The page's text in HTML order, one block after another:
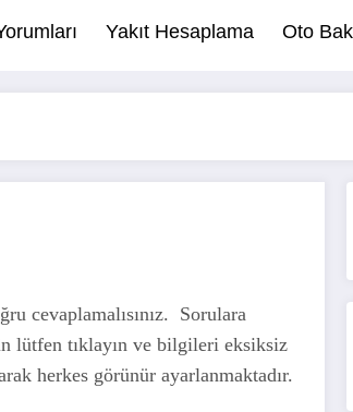
Yakıt Hesaplama Oto
cevaplamalısınız. Sorulara
lütfen tıklayın ve bilgileri eksiksiz
herkes görünür ayarlanmaktadır.